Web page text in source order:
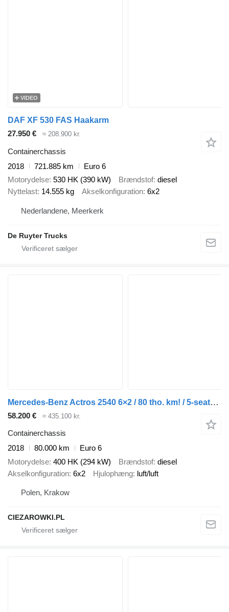
VIDEO
DAF XF 530 FAS Haakarm
27.950 €
≈ 208.900 kr.
Containerchassis
2018
721.885 km
Euro 6
Motorydelse 530 HK (390 kW) Brændstof diesel
Nyttelast 14.555 kg Akselkonfiguration 6x2
Nederlandene, Meerkerk
De Ruyter Trucks
Mercedes-Benz Actros 2540 6×2 / 80 tho. km! / 5-seater cab! / BDF / 6 units
58.200 € ≈ 435.100 kr.
Containerchassis
2018
80.000 km
Euro 6
Motorydelse 400 HK (294 kW) Brændstof diesel
Akselkonfiguration 6x2 Hjulophæng luft/luft
Polen, Krakow
CIEZAROWKI.PL